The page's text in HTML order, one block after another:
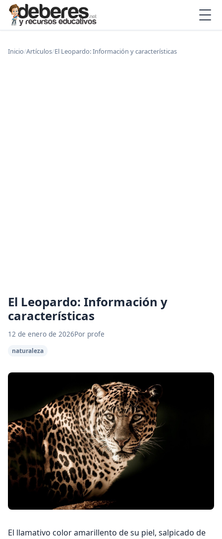
Inicio/Artículos/El Leopardo: Información y características
El Leopardo: Información y
características
12 de enero de 2026Por profe
naturaleza
El llamativo color amarillento de su piel, salpicado de